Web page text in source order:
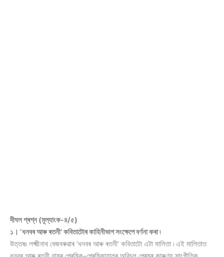
দীঘল প্ৰশ্ন (মূল্যাংক-৪/৫)
১। ‘ধনবৰ আৰু ৰতনী’ কবিতাটোৰ কাহিনীভাগ সংক্ষেপে বৰ্ণনা কৰা ৷
উত্তৰঃ লক্ষ্মীনাথ বেজবৰুৱাৰ ‘ধনবৰ আৰু ৰতনী’ কবিতাটো এটা মালিতা ৷ এই মালিতাত